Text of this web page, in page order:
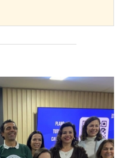
Piano” neste sábado